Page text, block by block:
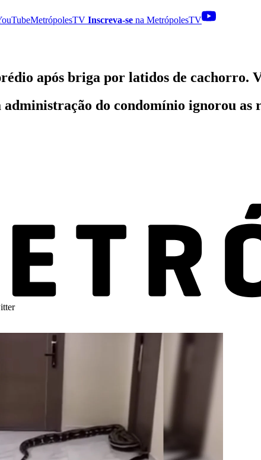
MetrópolesTV Inscreva-se na MetrópolesTV
após briga por latidos de cachorro.
do condomínio ignorou as